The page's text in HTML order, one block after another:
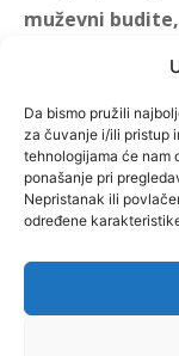
Da bismo pružili
za čuvanje i/ili pristup
tehnologijama će nam
ponašanje pri
Nepristanak ili
određene
muževni
"Muževni budite"
hrvatski portal za
muškarce koji
reafirmirati u
vrijeme itekako
koji pokušavamo
više aspekata,
rubrika i poticajnih